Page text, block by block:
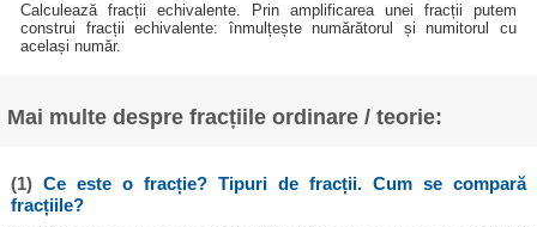
Calculează fracții echivalente. Prin amplificarea unei fracții putem
construi fracții echivalente: înmulțește numărătorul și numitorul cu
același număr.
Mai multe despre fracțiile ordinare / teorie:
(1) Ce este o fracție? Tipuri de fracții. Cum se compară
fracțiile?